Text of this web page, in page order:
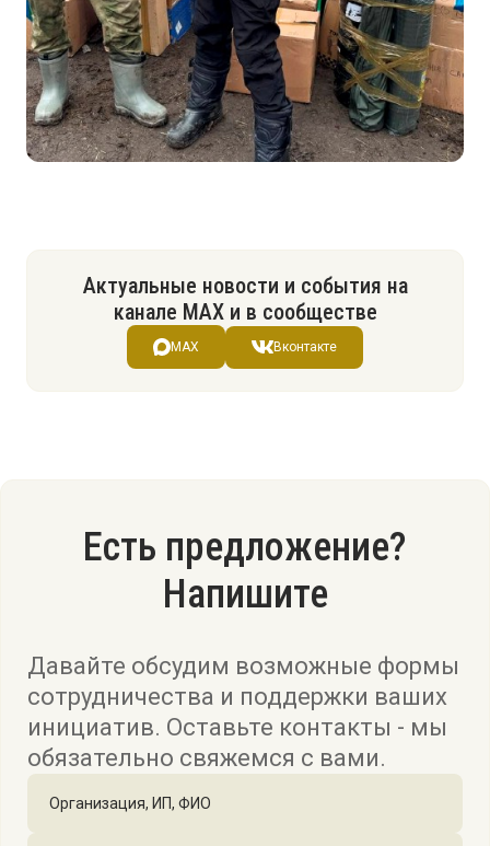
Актуальные новости и события на
канале МАХ и в сообществе
MAX Вконтакте
Есть предложение?
Напишите
Давайте обсудим возможные формы
сотрудничества и поддержки ваших
инициатив. Оставьте контакты - мы
обязательно свяжемся с вами.